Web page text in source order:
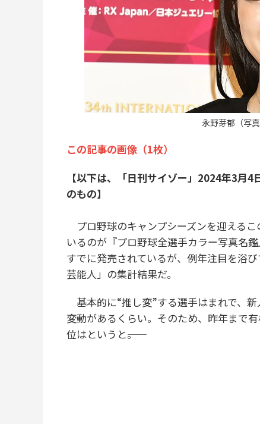
永野芽郁（写
この記事の画像（1枚）
【以下は、「日刊サイゾー」2024年3月
のもの】
プロ野球のキャンプシーズンを迎える
いるのが『プロ野球全選手カラー写真名
すでに発売されているが、例年注目を浴
芸能人」の集計結果だ。
基本的に“推し変”する選手はまれで、
変動があるくらい。そのため、昨年まで
位はというと――。